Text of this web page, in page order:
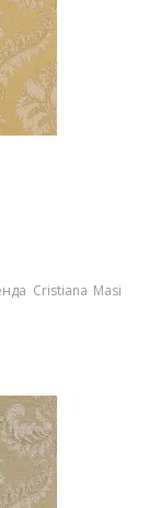
Cristiana Masi